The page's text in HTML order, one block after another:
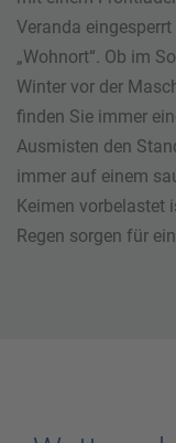
Veranda
„Wohnort“. Ob im
Winter vor der
finden Sie immer
Ausmisten den
immer auf einem
Keimen vorbelastet
Regen sorgen für